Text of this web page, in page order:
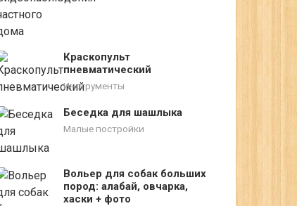
Краскопульт
пневматический
Инструменты
Беседка для шашлыка
Малые постройки
Вольер для собак больших
пород: алабай, овчарка,
хаски + фото